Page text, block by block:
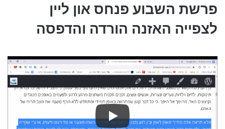
פרשת השבוע פנחס און ליין
לצפייה האזנה הורדה והדפסה